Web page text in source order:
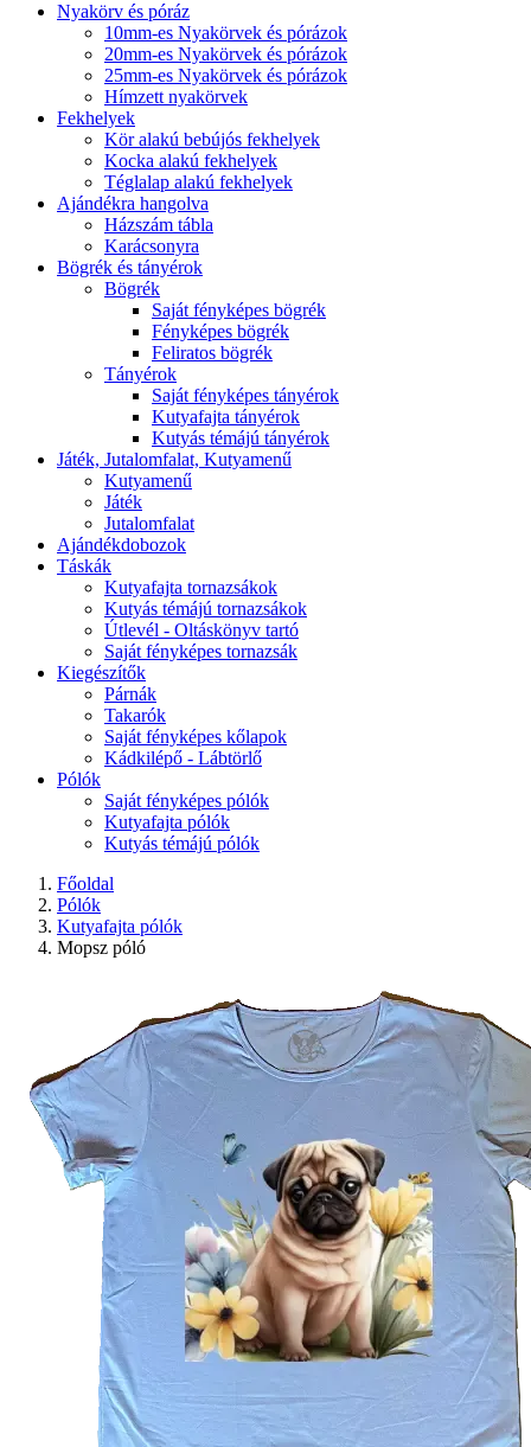
Nyakörv és póráz
10mm-es Nyakörvek és pórázok
20mm-es Nyakörvek és pórázok
25mm-es Nyakörvek és pórázok
Hímzett nyakörvek
Fekhelyek
Kör alakú bebújós fekhelyek
Kocka alakú fekhelyek
Téglalap alakú fekhelyek
Ajándékra hangolva
Házszám tábla
Karácsonyra
Bögrék és tányérok
Bögrék
Saját fényképes bögrék
Fényképes bögrék
Feliratos bögrék
Tányérok
Saját fényképes tányérok
Kutyafajta tányérok
Kutyás témájú tányérok
Játék, Jutalomfalat, Kutyamenű
Kutyamenű
Játék
Jutalomfalat
Ajándékdobozok
Táskák
Kutyafajta tornazsákok
Kutyás témájú tornazsákok
Útlevél - Oltáskönyv tartó
Saját fényképes tornazsák
Kiegészítők
Párnák
Takarók
Saját fényképes kőlapok
Kádkilépő - Lábtörlő
Pólók
Saját fényképes pólók
Kutyafajta pólók
Kutyás témájú pólók
Főoldal
Pólók
Kutyafajta pólók
Mopsz póló